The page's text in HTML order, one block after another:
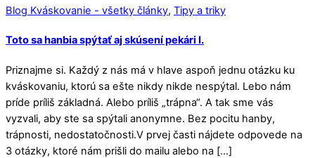
Blog Kváskovanie - všetky články, Tipy a triky
Toto sa hanbia spýtať aj skúsení pekári I.
Priznajme si. Každý z nás má v hlave aspoň jednu otázku ku
kváskovaniu, ktorú sa ešte nikdy nikde nespýtal. Lebo nám
príde príliš základná. Alebo príliš „trápna“. A tak sme vás
vyzvali, aby ste sa spýtali anonymne. Bez pocitu hanby,
trápnosti, nedostatočnosti.V prvej časti nájdete odpovede na
3 otázky, ktoré nám prišli do mailu alebo na […]